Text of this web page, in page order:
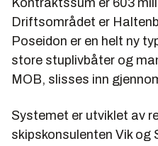
Kontraktssum er 603
Driftsområdet er
Poseidon er en helt ny
store stuplivbåter og
MOB, slisses inn
Systemet er utviklet av
skipskonsulenten Vik og